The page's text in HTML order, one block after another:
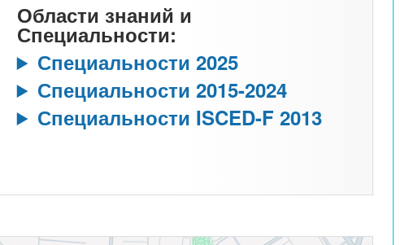
Области знаний и
Специальности:
Специальности 2025
Специальности 2015-2024
Специальности ISCED-F 2013